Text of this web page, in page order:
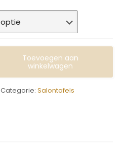
Toevoegen aan
winkelwagen
Categorie: Salontafels